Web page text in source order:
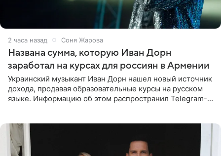
2 часа назад Соня Жарова
Названа сумма, которую Иван Дорн
заработал на курсах для россиян в Армении
Украинский музыкант Иван Дорн нашел новый источник
дохода, продавая образовательные курсы на русском
языке. Информацию об этом распространил Telegram-